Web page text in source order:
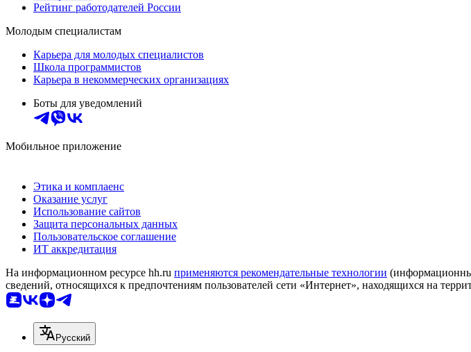
Рейтинг работодателей России
Молодым специалистам
Карьера для молодых специалистов
Школа программистов
Карьера в некоммерческих организациях
Боты для уведомлений
Мобильное приложение
Этика и комплаенс
Оказание услуг
Использование сайтов
Защита персональных данных
Пользовательское соглашение
ИТ аккредитация
На информационном ресурсе hh.ru применяются рекомендательные технологии
сведений, относящихся к предпочтениям пользователей сети «Интернет», находящихся на
Русский